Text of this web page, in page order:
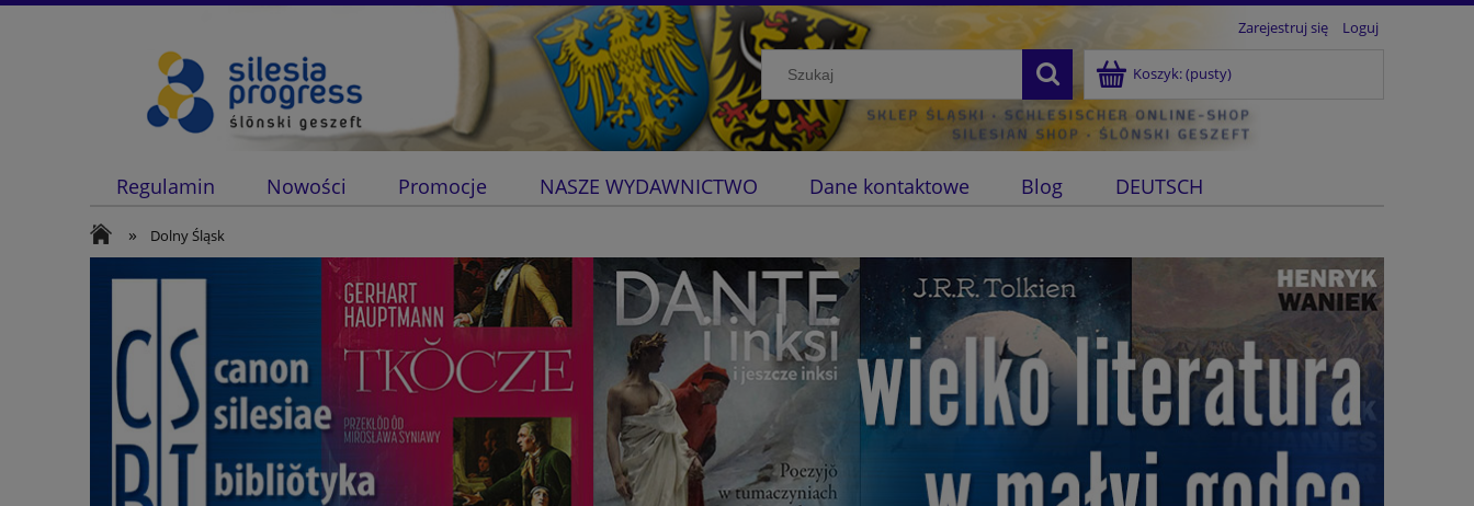
Zarejestruj się Loguj
Koszyk:(pusty)
Regulamin Nowości Promocje NASZE WYDAWNICTWO Dane kontaktowe Blog DEUTSCH
» Dolny Śląsk